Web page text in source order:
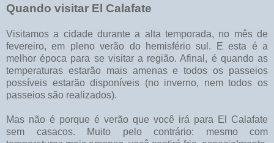
Quando visitar El Calafate
Visitamos a cidade durante a alta temporada, no mês de
fevereiro, em pleno verão do hemisfério sul. E esta é a
melhor época para se visitar a região. Afinal, é quando as
temperaturas estarão mais amenas e todos os passeios
possíveis estarão disponíveis (no inverno, nem todos os
passeios são realizados).
Mas não é porque é verão que você irá para El Calafate
sem casacos. Muito pelo contrário: mesmo com